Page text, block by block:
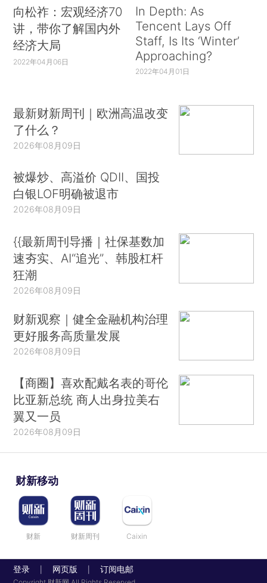
向松祚：宏观经济70
讲，带你了解国内外
经济大局
2022年04月06日
In Depth: As
Tencent Lays Off
Staff, Is Its ‘Winter’
Approaching?
2022年04月01日
最新财新周刊｜欧洲高温改变
了什么？
2026年08月09日
被爆炒、高溢价 QDII、国投
白银LOF明确被退市
2026年08月09日
{{最新周刊导播｜社保基数加
速夯实、AI“追光”、韩股杠杆
狂潮
2026年08月09日
财新观察｜健全金融机构治理
更好服务高质量发展
2026年08月09日
【商圈】喜欢配戴名表的哥伦
比亚新总统 商人出身拉美右
翼又一员
2026年08月09日
财新移动
财新 财新周刊 Caixin
登录 网页版 订阅电邮